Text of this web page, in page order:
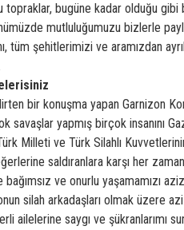
topraklar, bugüne kadar olduğu
mutluluğumuzu bizlerle
tüm şehitlerimizi ve aramızdan
bir konuşma yapan Garnizon
savaşlar yapmış birçok insanını
Milleti ve Türk Silahlı
saldıranlara karşı her zaman
ve onurlu yaşamamızı
silah arkadaşları olmak üzere
ailelerine saygı ve şükranlarımı